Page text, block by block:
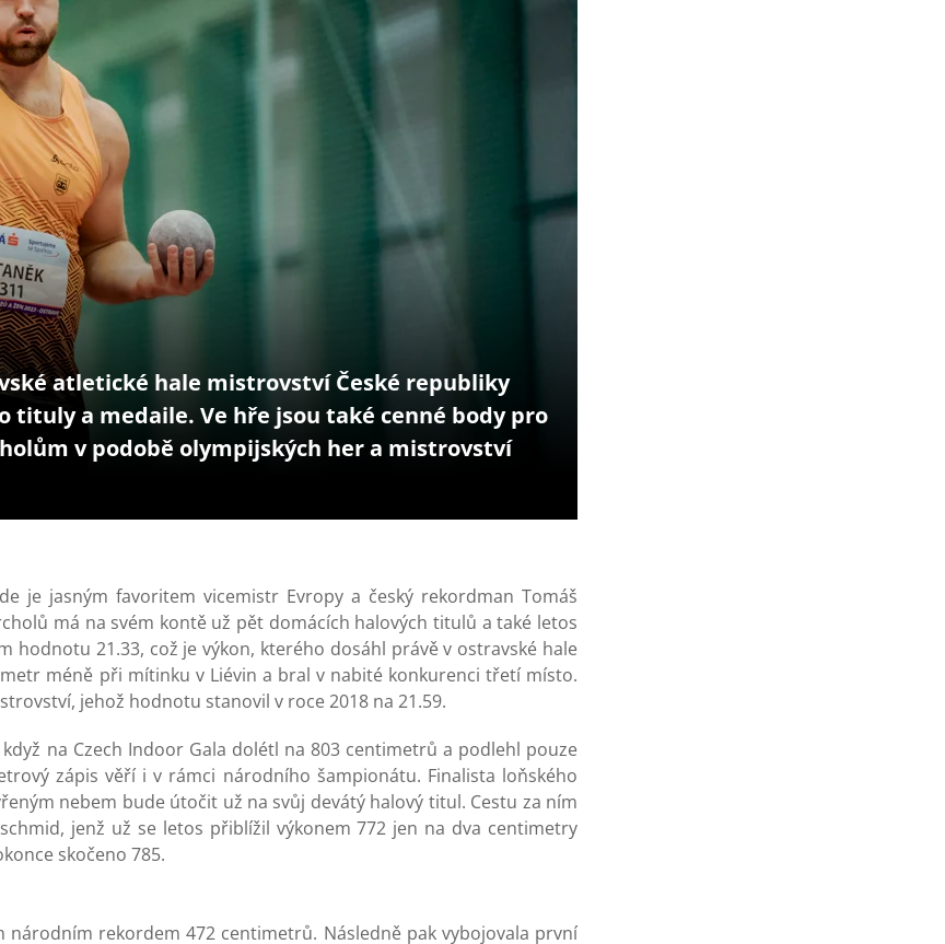
atletické hale mistrovství České republiky
tituly a medaile. Ve hře jsou také cenné body pro
v podobě olympijských her a mistrovství
je jasným favoritem vicemistr Evropy a český rekordman Tomáš
má na svém kontě už pět domácích halových titulů a také letos
hodnotu 21.33, což je výkon, kterého dosáhl právě v ostravské hale
méně při mítinku v Liévin a bral v nabité konkurenci třetí místo.
jehož hodnotu stanovil v roce 2018 na 21.59.
na Czech Indoor Gala dolétl na 803 centimetrů a podlehl pouze
zápis věří i v rámci národního šampionátu. Finalista loňského
nebem bude útočit už na svůj devátý halový titul. Cestu za ním
jenž už se letos přiblížil výkonem 772 jen na dva centimetry
skočeno 785.
národním rekordem 472 centimetrů. Následně pak vybojovala první